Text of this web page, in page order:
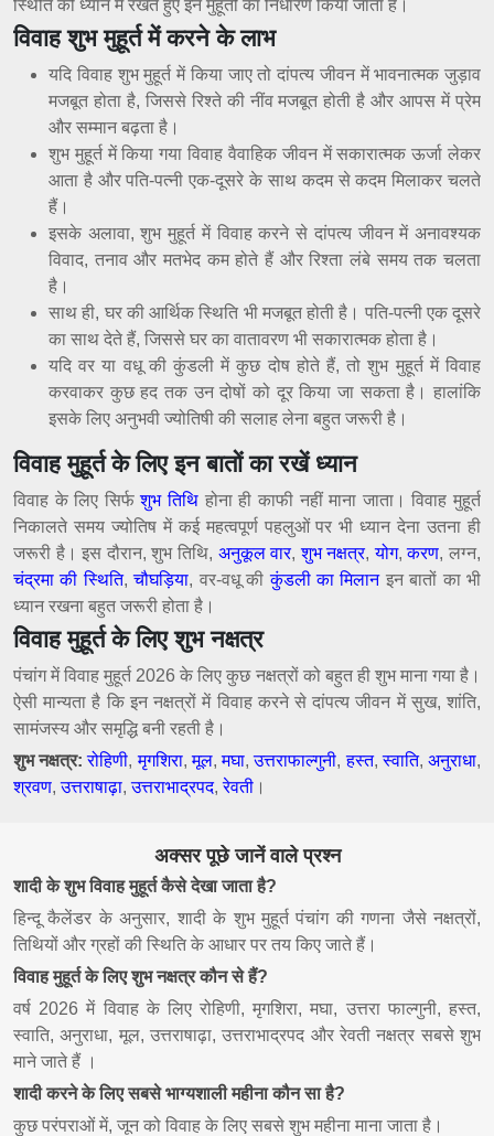
स्थिति को ध्यान में रखते हुए इन मुहूर्तों का निर्धारण किया जाता है।
विवाह शुभ मुहूर्त में करने के लाभ
यदि विवाह शुभ मुहूर्त में किया जाए तो दांपत्य जीवन में भावनात्मक जुड़ाव
मजबूत होता है, जिससे रिश्ते की नींव मजबूत होती है और आपस में प्रेम
और सम्मान बढ़ता है।
शुभ मुहूर्त में किया गया विवाह वैवाहिक जीवन में सकारात्मक ऊर्जा लेकर
आता है और पति-पत्नी एक-दूसरे के साथ कदम से कदम मिलाकर चलते
हैं।
इसके अलावा, शुभ मुहूर्त में विवाह करने से दांपत्य जीवन में अनावश्यक
विवाद, तनाव और मतभेद कम होते हैं और रिश्ता लंबे समय तक चलता
है।
साथ ही, घर की आर्थिक स्थिति भी मजबूत होती है। पति-पत्नी एक दूसरे
का साथ देते हैं, जिससे घर का वातावरण भी सकारात्मक होता है।
यदि वर या वधू की कुंडली में कुछ दोष होते हैं, तो शुभ मुहूर्त में विवाह
करवाकर कुछ हद तक उन दोषों को दूर किया जा सकता है। हालांकि
इसके लिए अनुभवी ज्योतिषी की सलाह लेना बहुत जरूरी है।
विवाह मुहूर्त के लिए इन बातों का रखें ध्यान
विवाह के लिए सिर्फशुभ तिथि होना ही काफी नहीं माना जाता। विवाह मुहूर्त
निकालते समय ज्योतिष में कई महत्वपूर्ण पहलुओं पर भी ध्यान देना उतना ही
जरूरी है। इस दौरान, शुभ तिथि, अनुकूल वार,शुभ नक्षत्र,योग,करण, लग्न,
चंद्रमा की स्थिति,चौघड़िया, वर-वधू कीकुंडली का मिलानइन बातों का भी
ध्यान रखना बहुत जरूरी होता है।
विवाह मुहूर्त के लिए शुभ नक्षत्र
पंचांग में विवाह मुहूर्त 2026 के लिए कुछ नक्षत्रों को बहुत ही शुभ माना गया है।
ऐसी मान्यता है कि इन नक्षत्रों में विवाह करने से दांपत्य जीवन में सुख, शांति,
सामंजस्य और समृद्धि बनी रहती है।
शुभ नक्षत्र: रोहिणी,मृगशिरा,मूल,मघा,उत्तराफाल्गुनी,हस्त,स्वाति,अनुराधा,
श्रवण,उत्तराषाढ़ा,उत्तराभाद्रपद,रेवती ।
अक्सर पूछे जानें वाले प्रश्न
शादी के शुभ विवाह मुहूर्त कैसे देखा जाता है?
हिन्दू कैलेंडर के अनुसार, शादी के शुभ मुहूर्त पंचांग की गणना जैसे नक्षत्रों,
तिथियों और ग्रहों की स्थिति के आधार पर तय किए जाते हैं।
विवाह मुहूर्त के लिए शुभ नक्षत्र कौन से हैं?
वर्ष 2026 में विवाह के लिए रोहिणी, मृगशिरा, मघा, उत्तरा फाल्गुनी, हस्त,
स्वाति, अनुराधा, मूल, उत्तराषाढ़ा, उत्तराभाद्रपद और रेवती नक्षत्र सबसे शुभ
माने जाते हैं ।
शादी करने के लिए सबसे भाग्यशाली महीना कौन सा है?
कुछ परंपराओं में, जून को विवाह के लिए सबसे शुभ महीना माना जाता है।